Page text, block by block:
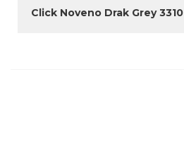
Click Noveno Drak Grey 3310